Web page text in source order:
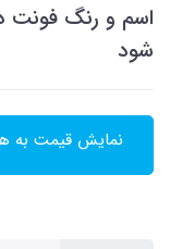
اسم و رنگ فونت
شود
نمایش قیمت به